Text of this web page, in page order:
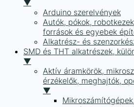
▼
Arduino szerelvények
Autók, pókok,
források és egyebek
Alkatrész- és
SMD és THT alkatrészek,
▼
Aktív áramkörök,
érzékelők, meghajtók,
▼